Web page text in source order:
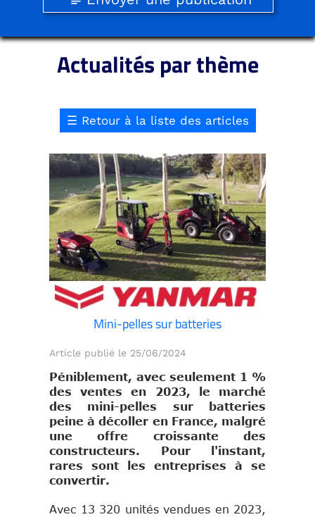
Actualités par thème
☰ Retour à la liste des articles
Mini-pelles sur batteries
Article publié le 25/06/2024
Péniblement, avec seulement 1 %
des ventes en 2023, le marché
des mini-pelles sur batteries
peine à décoller en France, malgré
une offre croissante des
constructeurs. Pour l'instant,
rares sont les entreprises à se
convertir.
Avec 13 320 unités vendues en 2023,